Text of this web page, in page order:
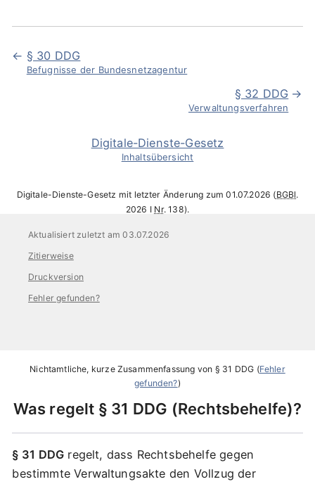
§ 30 DDG
Befugnisse der Bundesnetzagentur
§ 32 DDG
Verwaltungsverfahren
Digitale-Dienste-Gesetz
Inhaltsübersicht
Digitale-Dienste-Gesetz mit letzter Änderung zum 01.07.2026 (BGBl.
2026 I Nr. 138).
Aktualisiert zuletzt am 03.07.2026
Zitierweise
Druckversion
Fehler gefunden?
Nichtamtliche, kurze Zusammenfassung von § 31 DDG (Fehler
gefunden?)
Was regelt § 31 DDG Rechtsbehelfe ?
§ 31 DDG regelt, dass Rechtsbehelfe gegen
bestimmte Verwaltungsakte den Vollzug der